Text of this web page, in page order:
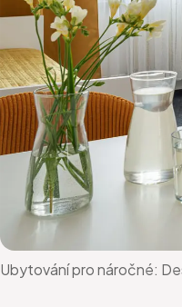
Ubytování pro náročné: